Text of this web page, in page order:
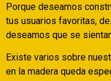
Porque deseamos
tus usuarios favoritas,
deseamos que se
Existe varios sobre
en la madera queda